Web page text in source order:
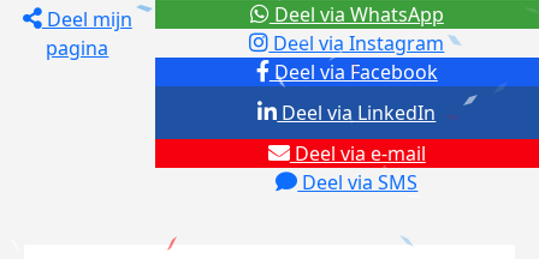
Deel mijn
pagina
Deel via Facebook
Deel via Instagram
Deel via e-mail
Deel via SMS
Deel via LinkedIn
Deel via WhatsApp